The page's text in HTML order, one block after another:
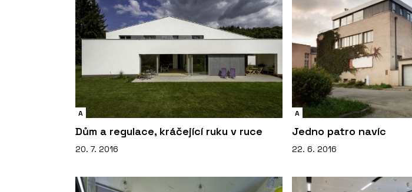
A
Dům a regulace, kráčející ruku v ruce
20. 7. 2016
A
Jedno patro navíc
22. 6. 2016